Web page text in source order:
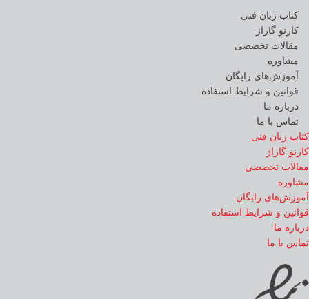
کتاب زبان فنی
کارنو گاراژ
مقالات تخصصی
مشاوره
آموزش‌های رایگان
قوانین و شرایط استفاده
درباره ما
تماس با ما
کتاب زبان فنی
کارنو گاراژ
مقالات تخصصی
مشاوره
آموزش‌های رایگان
قوانین و شرایط استفاده
درباره ما
تماس با ما